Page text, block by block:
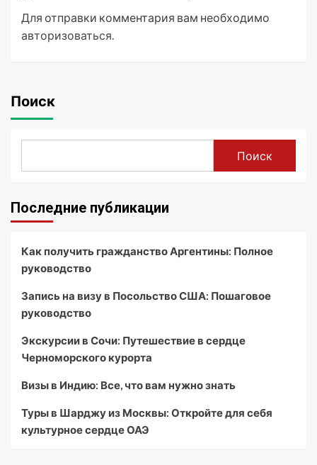
Для отправки комментария вам необходимо
авторизоваться.
Поиск
Поиск
Последние публикации
Как получить гражданство Аргентины: Полное
руководство
Запись на визу в Посольство США: Пошаговое
руководство
Экскурсии в Сочи: Путешествие в сердце
Черноморского курорта
Визы в Индию: Все, что вам нужно знать
Туры в Шарджу из Москвы: Откройте для себя
культурное сердце ОАЭ